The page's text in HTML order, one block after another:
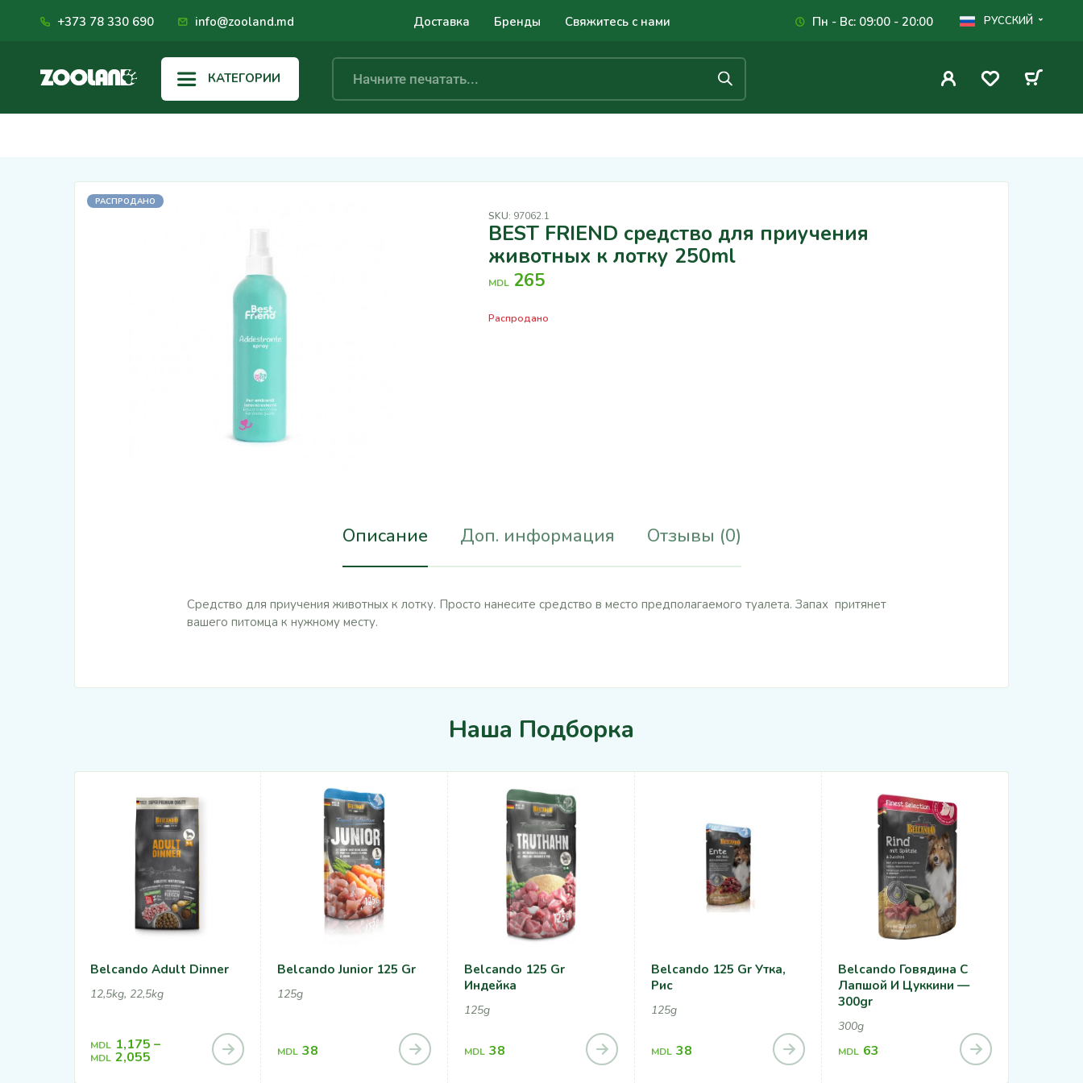
+373 78 330 690 info@zooland.md Доставка Бренды Свяжитесь с нами Пн - Вс: 09:00 - 20:00 РУССКИЙ
КАТЕГОРИИ
РАСПРОДАНО
SKU: 97062.1
BEST FRIEND средство для приучения
животных к лотку 250ml
MDL 265
Распродано
Описание Доп. информация Отзывы (0)
Средство для приучения животных к лотку. Просто нанесите средство в место предполагаемого туалета. Запах притянет
вашего питомца к нужному месту.
Наша Подборка
Belcando Adult Dinner
12,5kg, 22,5kg
MDL 1,175 –
MDL 2,055
Belcando Junior 125 Gr
125g
MDL 38
Belcando 125 Gr
Индейка
125g
MDL 38
Belcando 125 Gr Утка,
Рис
125g
MDL 38
Belcando Говядина С
Лапшой И Цуккини —
300gr
300g
MDL 63